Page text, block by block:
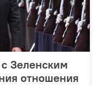
Зеленским
отношения